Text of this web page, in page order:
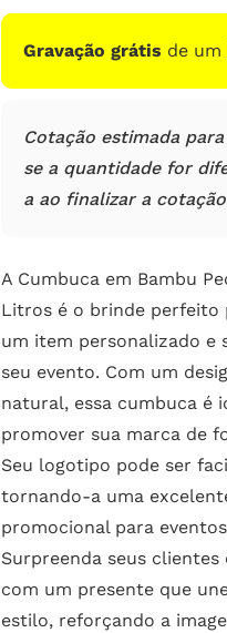
Gravação grátis de um
Cotação estimada
se a quantidade for
a ao finalizar a
A Cumbuca em Bambu
Litros é o brinde perfeito
um item personalizado e
seu evento. Com um
natural, essa cumbuca é
promover sua marca de
Seu logotipo pode ser
tornando-a uma
promocional para
Surpreenda seus
com um presente que
estilo, reforçando a